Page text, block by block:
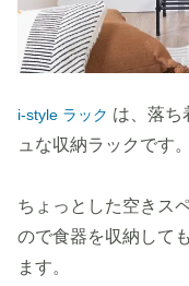
i-style ラック は、落ち
ュな収納ラックです。
ちょっとした空きス
ので食器を収納して
ます。